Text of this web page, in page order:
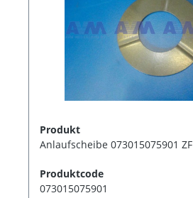
Produkt
Anlaufscheibe 073015075901 ZF
Produktcode
073015075901